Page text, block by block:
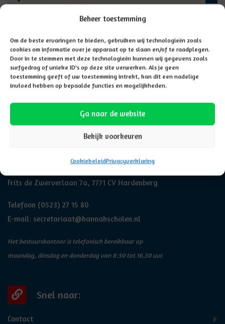
Beheer toestemming
Om de beste ervaringen te bieden, gebruiken wij technologieën zoals
cookies om informatie over je apparaat op te slaan en/of te raadplegen.
Door in te stemmen met deze technologieën kunnen wij gegevens zoals
surfgedrag of unieke ID's op deze site verwerken. Als je geen
toestemming geeft of uw toestemming intrekt, kan dit een nadelige
invloed hebben op bepaalde functies en mogelijkheden.
Ga naar de website
Bekijk voorkeuren
CookiebeleidPrivacyverklaring
Domino Den Ham
De BronEnschede
Adresgegevens
Frits de Zwerverlaan 7a, 7771 CV Hardenberg
Telefoon (0523) 27 15 80
E-mail: secretariaat@hannahscholen.nl
Het bestuurskantoor is telefonisch bereikbaar op
maandag, dinsdag en donderdag van 8:30 tot 16.30 uur.
Snel naar:
Contact